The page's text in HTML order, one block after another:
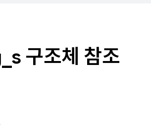
s 구조체 참조